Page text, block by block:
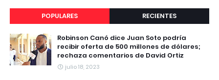
POPULARES RECIENTES
Robinson Canó dice Juan Soto podría
recibir oferta de 500 millones de dólares;
rechaza comentarios de David Ortiz
julio 18, 2023